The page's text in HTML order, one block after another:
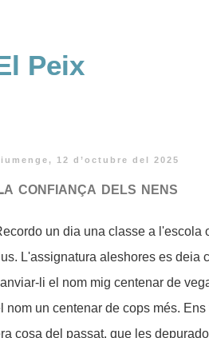
Peix
12 d’octubre del 2025
confiança dels nens
un dia una classe a l'escola
L'assignatura aleshores es deia
li el nom mig centenar de
nom un centenar de cops més.
cosa del passat, que les